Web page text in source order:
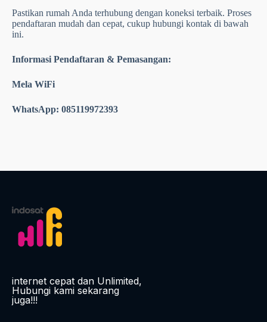
Pastikan rumah Anda terhubung dengan koneksi terbaik. Proses
pendaftaran mudah dan cepat, cukup hubungi kontak di bawah
ini.
Informasi Pendaftaran & Pemasangan:
Mela WiFi
WhatsApp: 085119972393
internet cepat dan Unlimited,
Hubungi kami sekarang
juga!!!